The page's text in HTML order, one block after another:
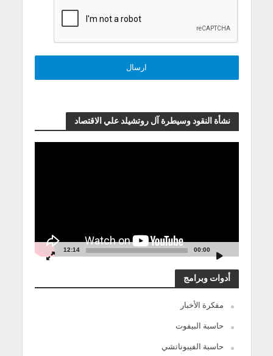
نشأة النقود وسيطرة آل روتشيلد علي الاقتصاد
00:00
12:14
أدوات وبرامج
مفكرة الأخبار
حاسبة البيفوت
حاسبة الفيبوناتشي